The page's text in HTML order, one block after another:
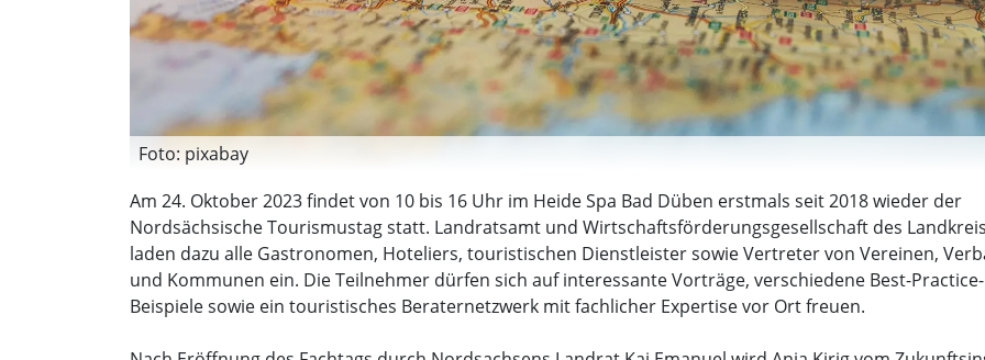
Foto: pixabay
Am 24. Oktober 2023 findet von 10 bis 16 Uhr im Heide Spa Bad Düben erstmals seit 2018 wieder der
Nordsächsische Tourismustag statt. Landratsamt und Wirtschaftsförderungsgesellschaft des
laden dazu alle Gastronomen, Hoteliers, touristischen Dienstleister sowie Vertreter von Vereinen,
und Kommunen ein. Die Teilnehmer dürfen sich auf interessante Vorträge, verschiedene Best-Practice-
Beispiele sowie ein touristisches Beraternetzwerk mit fachlicher Expertise vor Ort freuen.